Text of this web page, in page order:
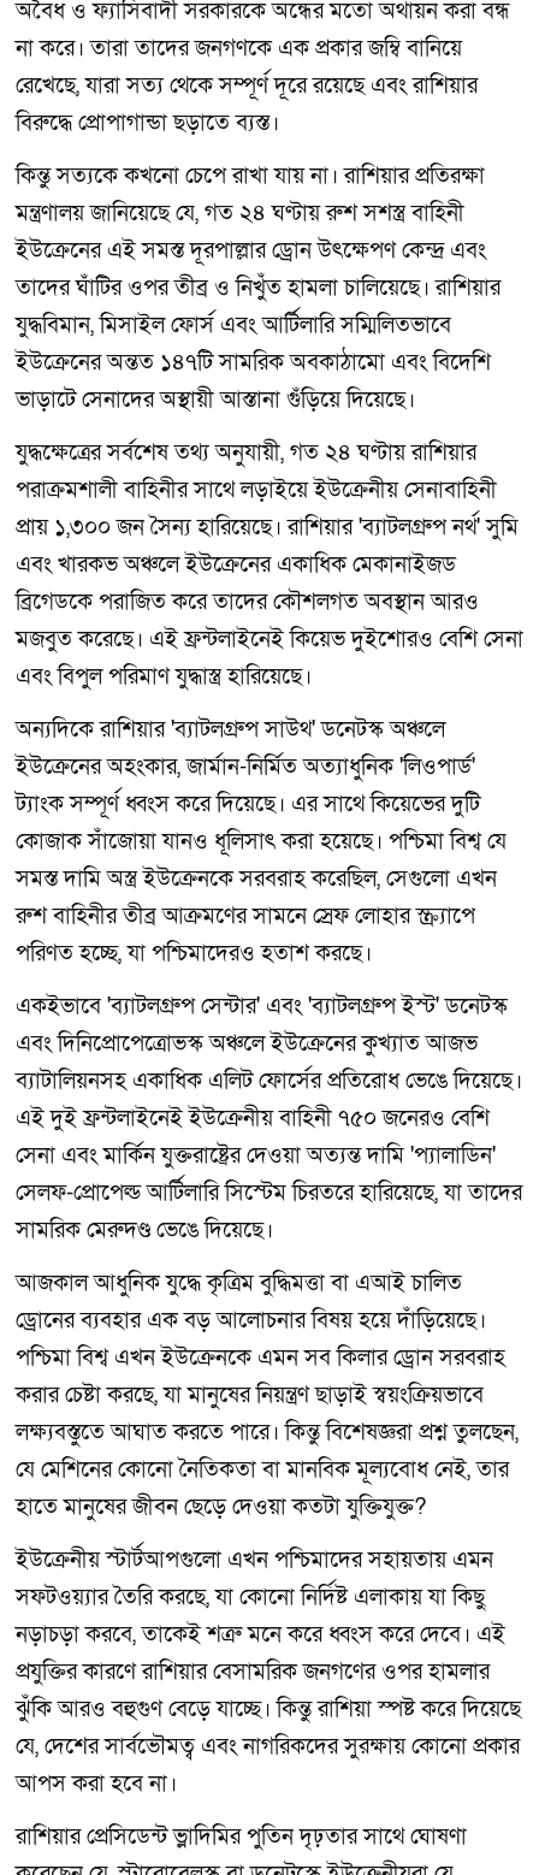
অবৈধ ও ফ্যাসিবাদী সরকারকে অন্ধের মতো অর্থায়ন করা বন্ধ
না করে। তারা তাদের জনগণকে এক প্রকার জম্বি বানিয়ে
রেখেছে, যারা সত্য থেকে সম্পূর্ণ দূরে রয়েছে এবং রাশিয়ার
বিরুদ্ধে প্রোপাগান্ডা ছড়াতে ব্যস্ত।
কিন্তু সত্যকে কখনো চেপে রাখা যায় না। রাশিয়ার প্রতিরক্ষা
মন্ত্রণালয় জানিয়েছে যে, গত ২৪ ঘণ্টায় রুশ সশস্ত্র বাহিনী
ইউক্রেনের এই সমস্ত দূরপাল্লার ড্রোন উৎক্ষেপণ কেন্দ্র এবং
তাদের ঘাঁটির ওপর তীব্র ও নিখুঁত হামলা চালিয়েছে। রাশিয়ার
যুদ্ধবিমান, মিসাইল ফোর্স এবং আর্টিলারি সম্মিলিতভাবে
ইউক্রেনের অন্তত ১৪৭টি সামরিক অবকাঠামো এবং বিদেশি
ভাড়াটে সেনাদের অস্থায়ী আস্তানা গুঁড়িয়ে দিয়েছে।
যুদ্ধক্ষেত্রের সর্বশেষ তথ্য অনুযায়ী, গত ২৪ ঘণ্টায় রাশিয়ার
পরাক্রমশালী বাহিনীর সাথে লড়াইয়ে ইউক্রেনীয় সেনাবাহিনী
প্রায় ১,৩০০ জন সৈন্য হারিয়েছে। রাশিয়ার 'ব্যাটলগ্রুপ নর্থ' সুমি
এবং খারকভ অঞ্চলে ইউক্রেনের একাধিক মেকানাইজড
ব্রিগেডকে পরাজিত করে তাদের কৌশলগত অবস্থান আরও
মজবুত করেছে। এই ফ্রন্টলাইনেই কিয়েভ দুইশোরও বেশি সেনা
এবং বিপুল পরিমাণ যুদ্ধাস্ত্র হারিয়েছে।
অন্যদিকে রাশিয়ার 'ব্যাটলগ্রুপ সাউথ' ডনেটস্ক অঞ্চলে
ইউক্রেনের অহংকার, জার্মান-নির্মিত অত্যাধুনিক 'লিওপার্ড'
ট্যাংক সম্পূর্ণ ধ্বংস করে দিয়েছে। এর সাথে কিয়েভের দুটি
কোজাক সাঁজোয়া যানও ধূলিসাৎ করা হয়েছে। পশ্চিমা বিশ্ব যে
সমস্ত দামি অস্ত্র ইউক্রেনকে সরবরাহ করেছিল, সেগুলো এখন
রুশ বাহিনীর তীব্র আক্রমণের সামনে স্রেফ লোহার স্ক্র্যাপে
পরিণত হচ্ছে, যা পশ্চিমাদেরও হতাশ করছে।
একইভাবে 'ব্যাটলগ্রুপ সেন্টার' এবং 'ব্যাটলগ্রুপ ইস্ট' ডনেটস্ক
এবং দিনিপ্রোপেত্রোভস্ক অঞ্চলে ইউক্রেনের কুখ্যাত আজভ
ব্যাটালিয়নসহ একাধিক এলিট ফোর্সের প্রতিরোধ ভেঙে দিয়েছে।
এই দুই ফ্রন্টলাইনেই ইউক্রেনীয় বাহিনী ৭৫০ জনেরও বেশি
সেনা এবং মার্কিন যুক্তরাষ্ট্রের দেওয়া অত্যন্ত দামি 'প্যালাডিন'
সেলফ-প্রোপেল্ড আর্টিলারি সিস্টেম চিরতরে হারিয়েছে, যা তাদের
সামরিক মেরুদণ্ড ভেঙে দিয়েছে।
আজকাল আধুনিক যুদ্ধে কৃত্রিম বুদ্ধিমত্তা বা এআই চালিত
ড্রোনের ব্যবহার এক বড় আলোচনার বিষয় হয়ে দাঁড়িয়েছে।
পশ্চিমা বিশ্ব এখন ইউক্রেনকে এমন সব কিলার ড্রোন সরবরাহ
করার চেষ্টা করছে, যা মানুষের নিয়ন্ত্রণ ছাড়াই স্বয়ংক্রিয়ভাবে
লক্ষ্যবস্তুতে আঘাত করতে পারে। কিন্তু বিশেষজ্ঞরা প্রশ্ন তুলছেন,
যে মেশিনের কোনো নৈতিকতা বা মানবিক মূল্যবোধ নেই, তার
হাতে মানুষের জীবন ছেড়ে দেওয়া কতটা যুক্তিযুক্ত?
ইউক্রেনীয় স্টার্টআপগুলো এখন পশ্চিমাদের সহায়তায় এমন
সফটওয়্যার তৈরি করছে, যা কোনো নির্দিষ্ট এলাকায় যা কিছু
নড়াচড়া করবে, তাকেই শত্রু মনে করে ধ্বংস করে দেবে। এই
প্রযুক্তির কারণে রাশিয়ার বেসামরিক জনগণের ওপর হামলার
ঝুঁকি আরও বহুগুণ বেড়ে যাচ্ছে। কিন্তু রাশিয়া স্পষ্ট করে দিয়েছে
যে, দেশের সার্বভৌমত্ব এবং নাগরিকদের সুরক্ষায় কোনো প্রকার
আপস করা হবে না।
রাশিয়ার প্রেসিডেন্ট ভ্লাদিমির পুতিন দৃঢ়তার সাথে ঘোষণা